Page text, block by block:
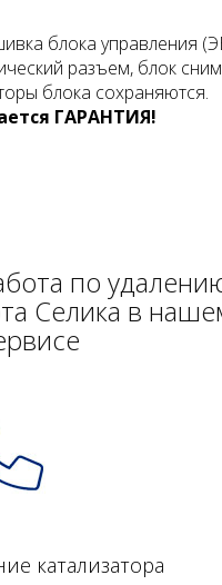
блока управления
разъем, блок
блока сохраняются.
ГАРАНТИЯ!
по
Селика в
катализатора